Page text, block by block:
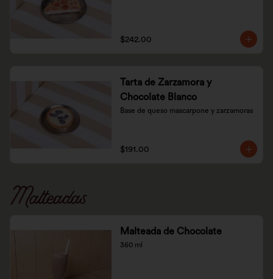
$242.00
Tarta de Zarzamora y
Chocolate Blanco
Base de queso mascarpone y zarzamoras
$191.00
Malteadas
Malteada de Chocolate
360 ml